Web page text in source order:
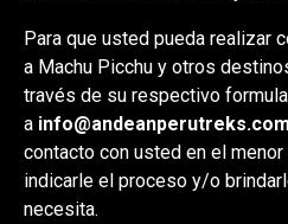
Para que usted pueda realizar
a Machu Picchu y otros
través de su respectivo
a info@andeanperutreks.com
contacto con usted en el
indicarle el proceso y/o
necesita.